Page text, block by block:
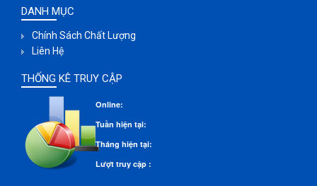
DANH MỤC
Chính Sách Chất Lượng
Liên Hệ
THỐNG KÊ TRUY CẬP
Online:
Tuần hiện tại:
Tháng hiện tại:
Lượt truy cập :